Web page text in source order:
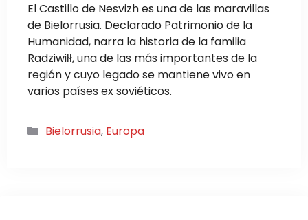
El Castillo de Nesvizh es una de las maravillas
de Bielorrusia. Declarado Patrimonio de la
Humanidad, narra la historia de la familia
Radziwiłł, una de las más importantes de la
región y cuyo legado se mantiene vivo en
varios países ex soviéticos.
Categorías
Bielorrusia, Europa